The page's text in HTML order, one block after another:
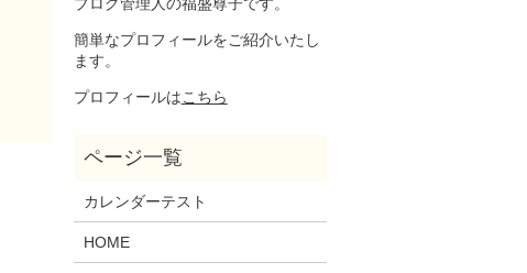
簡単なプロフィールをご紹介いたし
ます。
プロフィールはこちら
カレンダーテスト
HOME